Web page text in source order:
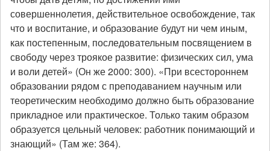
совершеннолетия, действительное освобождение, так
что и воспитание, и образование будут ни чем иным,
как постепенным, последовательным посвящением в
свободу через троякое развитие: физических сил, ума
и воли детей» (Он же 2000: 300). «При всестороннем
образовании рядом с преподаванием научным или
теоретическим необходимо должно быть образование
прикладное или практическое. Только таким образом
образуется цельный человек: работник понимающий и
знающий» (Там же: 364).